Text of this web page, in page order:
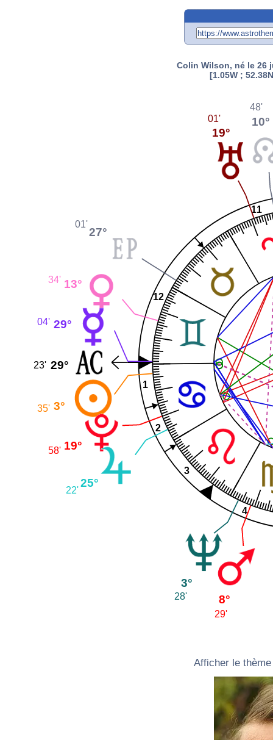
Colin Wilson, né le 26
[1.05W ;
1
2
3
4
11
12
10°
48'
19°
01'
27°
01'
13°
34'
29°
04'
29°
23'
3°
35'
19°
58'
25°
22'
3°
28' 8°
29'
Afficher le